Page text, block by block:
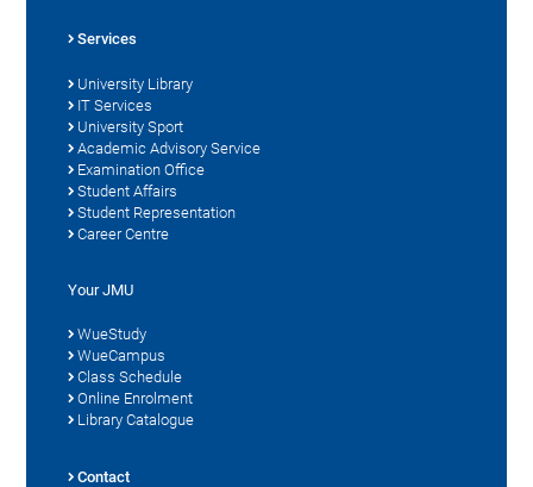
Services
University Library
IT Services
University Sport
Academic Advisory Service
Examination Office
Student Affairs
Student Representation
Career Centre
Your JMU
WueStudy
WueCampus
Class Schedule
Online Enrolment
Library Catalogue
Contact